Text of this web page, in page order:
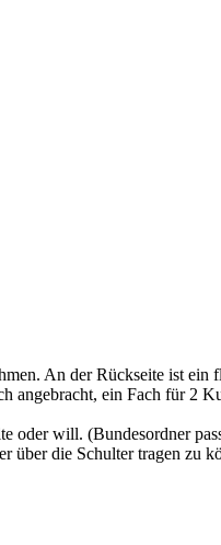
An der Rückseite ist ein
ein Fach für 2
oder will. (Bundesordner
über die Schulter tragen zu